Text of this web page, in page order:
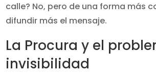
calle? No, pero de una forma más
difundir más el mensaje.
La Procura y el
invisibilidad